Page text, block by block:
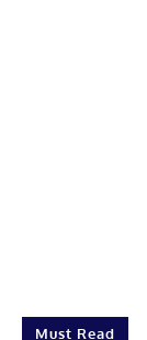
Must Read